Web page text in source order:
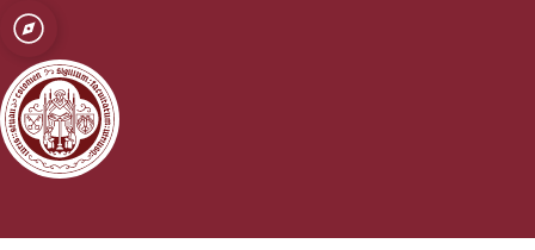
Open quicklink menu